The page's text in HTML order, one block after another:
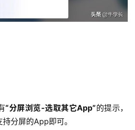
“分屏浏览-选取其它App”的提示，
分屏的App即可。